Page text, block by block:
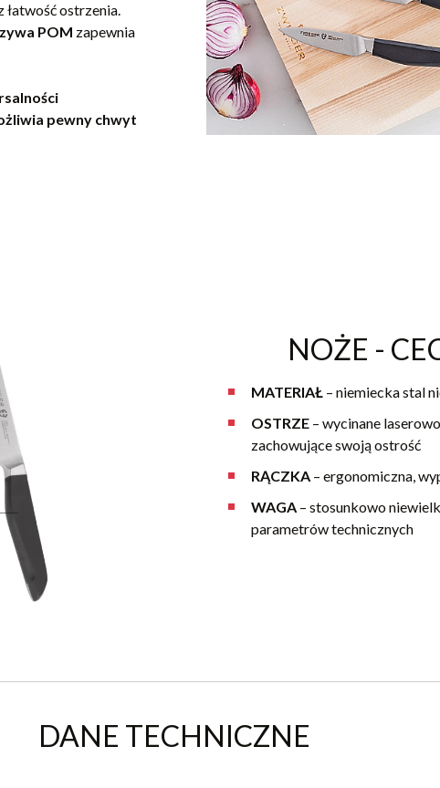
łatwość ostrzenia.
POM zapewnia
pewny chwyt
NOŻE -
MATERIAŁ – niemiecka stal
OSTRZE – wycinane
zachowujące swoją ostrość
RĄCZKA – ergonomiczna,
WAGA – stosunkowo
parametrów technicznych
DANE TECHNICZNE